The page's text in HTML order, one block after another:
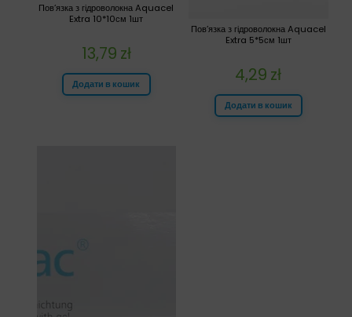
Пов’язка з гідроволокна Aquacel
Extra 5*5см 1шт
4,29 zł
Додати в кошик
Пов’язка з гідроволокна Aquacel
Extra 10*10см 1шт
13,79 zł
Додати в кошик